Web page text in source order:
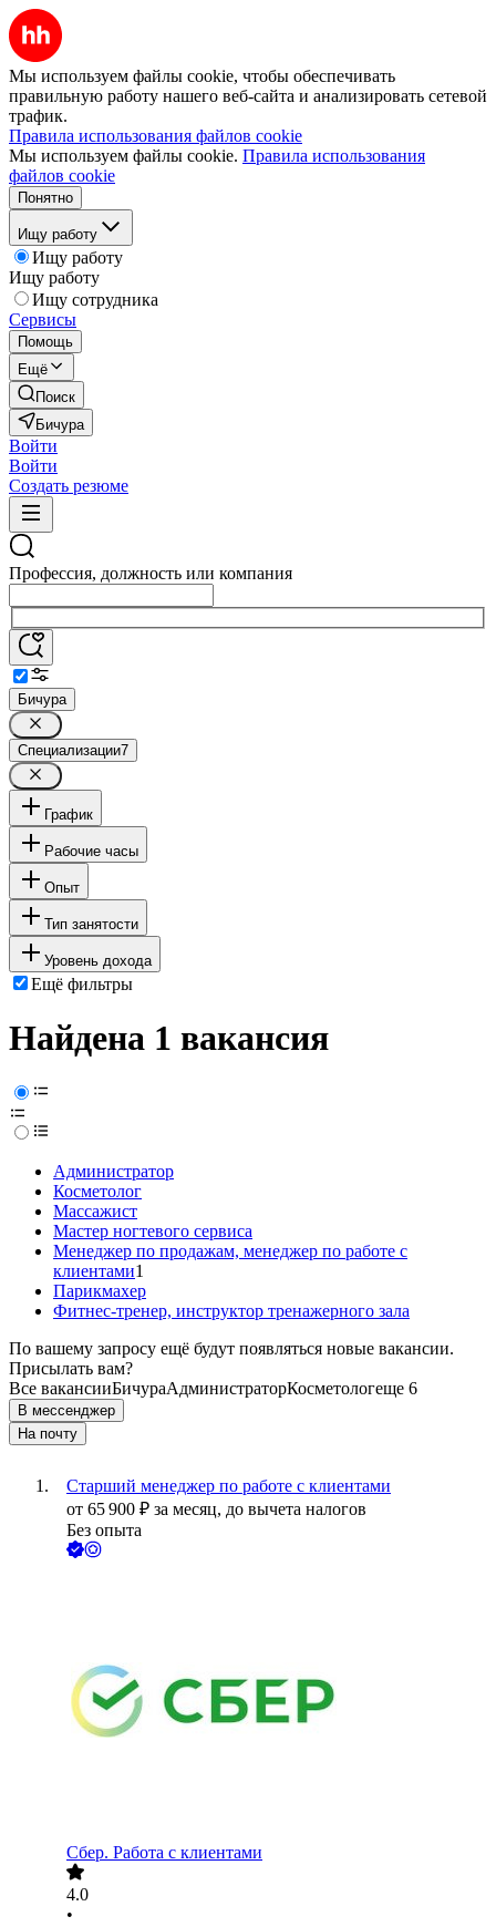
Мы используем файлы cookie, чтобы обеспечивать
правильную работу нашего веб-сайта и анализировать сетевой
трафик.
Правила использования файлов cookie
Мы используем файлы cookie. Правила использования
файлов cookie
Понятно
Ищу работу
Ищу работу
Ищу работу
Ищу сотрудника
Сервисы
Помощь
Ещё
Поиск
Бичура
Войти
Войти
Создать резюме
Профессия, должность или компания
Бичура
Специализации7
График
Рабочие часы
Опыт
Тип занятости
Уровень дохода
Ещё фильтры
Найдена 1 вакансия
Администратор
Косметолог
Массажист
Мастер ногтевого сервиса
Менеджер по продажам, менеджер по работе с
клиентами1
Парикмахер
Фитнес-тренер, инструктор тренажерного зала
По вашему запросу ещё будут появляться новые вакансии.
Присылать вам?
Все вакансииБичураАдминистраторКосметологеще 6
В мессенджер
На почту
Старший менеджер по работе с клиентами
от 65 900 ₽ за месяц, до вычета налогов
Без опыта
Сбер. Работа с клиентами
4.0
•